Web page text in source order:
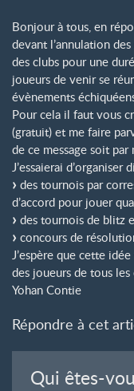
Bonjour à tous, en
devant l’annulation
des clubs pour une
joueurs de venir se
évènements
Pour cela il faut vous
(gratuit) et me faire
de ce message soit par
J’essaierai
des tournois par
d’accord pour jouer
des tournois de blitz
concours de
J’espère que cette
des joueurs de tous
Yohan Contie
Répondre à cet
Qui êtes-